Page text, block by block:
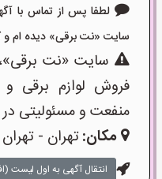
لطفا پس از تماس با
سایت «نت برقی» دیده ام و کد «آگهی-
سایت «نت
فروش لوازم برقی
منفعت و مسئولیتی در
مکان:تهران - تهران
انتقال آگهی به اول لیست